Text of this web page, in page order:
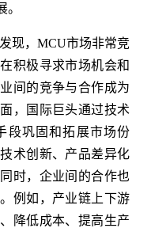
现，MCU市场非常竞
积极寻求市场机会和
间的竞争与合作成为
，国际巨头通过技术
段巩固和拓展市场份
术创新、产品差异化
时，企业间的合作也
例如，产业链上下游
降低成本、提高生产